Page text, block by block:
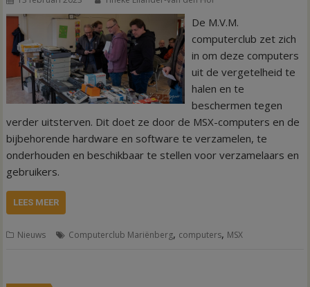
De M.V.M.
computerclub zet zich
in om deze computers
uit de vergetelheid te
halen en te
beschermen tegen
verder uitsterven. Dit doet ze door de MSX-computers en de
bijbehorende hardware en software te verzamelen, te
onderhouden en beschikbaar te stellen voor verzamelaars en
gebruikers.
LEES MEER
Nieuws Computerclub Mariënberg, computers, MSX